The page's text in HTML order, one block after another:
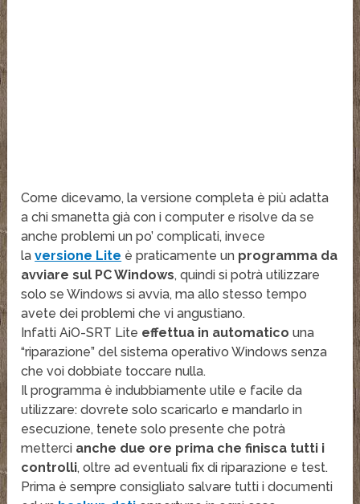
Come dicevamo, la versione completa è più adatta
a chi smanetta già con i computer e risolve da se
anche problemi un po’ complicati, invece
laversione Lite è praticamente un programma da
avviare sul PC Windows, quindi si potrà utilizzare
solo se Windows si avvia, ma allo stesso tempo
avete dei problemi che vi angustiano.
Infatti AiO-SRT Lite effettua in automatico una
“riparazione” del sistema operativo Windows senza
che voi dobbiate toccare nulla.
Il programma è indubbiamente utile e facile da
utilizzare: dovrete solo scaricarlo e mandarlo in
esecuzione, tenete solo presente che potrà
metterci anche due ore prima che finisca tutti i
controlli, oltre ad eventuali fix di riparazione e test.
Prima è sempre consigliato salvare tutti i documenti